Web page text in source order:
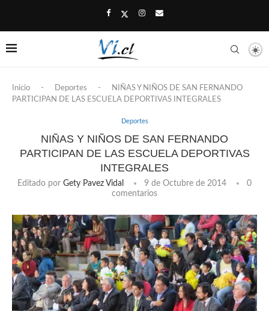
Inicio - Deportes -
NIÑAS Y NIÑOS DE SAN FERNANDO
PARTICIPAN DE LAS ESCUELA DEPORTIVAS INTEGRALES
Deportes
NIÑAS Y NIÑOS DE SAN FERNANDO
PARTICIPAN DE LAS ESCUELA DEPORTIVAS
INTEGRALES
Editado por Gety Pavez Vidal 9 de Octubre de 2014
0
comentarios